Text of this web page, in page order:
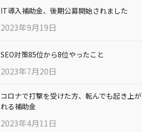
IT導入補助金、後期公募開始されました
2023年9月19日
SEO対策85位から8位やったこと
2023年7月20日
コロナで打撃を受けた方、転んでも起き上が
れる補助金
2023年4月11日